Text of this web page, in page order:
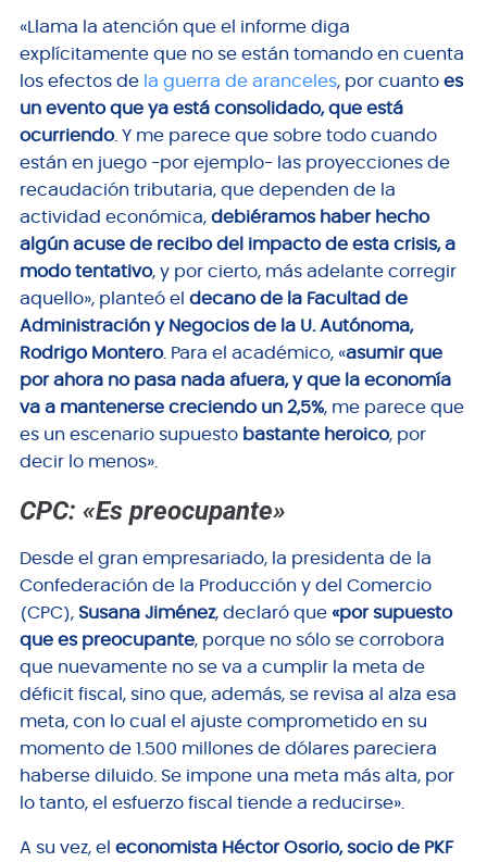
«Llama la atención que el informe diga
explícitamente que no se están tomando en cuenta
los efectos de la guerra de aranceles, por cuanto es
un evento que ya está consolidado, que está
ocurriendo. Y me parece que sobre todo cuando
están en juego -por ejemplo- las proyecciones de
recaudación tributaria, que dependen de la
actividad económica, debiéramos haber hecho
algún acuse de recibo del impacto de esta crisis, a
modo tentativo, y por cierto, más adelante corregir
aquello», planteó el decano de la Facultad de
Administración y Negocios de la U. Autónoma,
Rodrigo Montero. Para el académico, «asumir que
por ahora no pasa nada afuera, y que la economía
va a mantenerse creciendo un 2,5%, me parece que
es un escenario supuesto bastante heroico, por
decir lo menos».
CPC: «Es preocupante»
Desde el gran empresariado, la presidenta de la
Confederación de la Producción y del Comercio
(CPC), Susana Jiménez, declaró que «por supuesto
que es preocupante, porque no sólo se corrobora
que nuevamente no se va a cumplir la meta de
déficit fiscal, sino que, además, se revisa al alza esa
meta, con lo cual el ajuste comprometido en su
momento de 1.500 millones de dólares pareciera
haberse diluido. Se impone una meta más alta, por
lo tanto, el esfuerzo fiscal tiende a reducirse».
A su vez, el economista Héctor Osorio, socio de PKF